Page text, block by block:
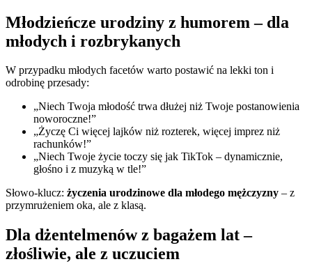
Młodzieńcze urodziny z humorem – dla
młodych i rozbrykanych
W przypadku młodych facetów warto postawić na lekki ton i
odrobinę przesady:
„Niech Twoja młodość trwa dłużej niż Twoje postanowienia
noworoczne!”
„Życzę Ci więcej lajków niż rozterek, więcej imprez niż
rachunków!”
„Niech Twoje życie toczy się jak TikTok – dynamicznie,
głośno i z muzyką w tle!”
Słowo-klucz: życzenia urodzinowe dla młodego mężczyzny – z
przymrużeniem oka, ale z klasą.
Dla dżentelmenów z bagażem lat –
złośliwie, ale z uczuciem